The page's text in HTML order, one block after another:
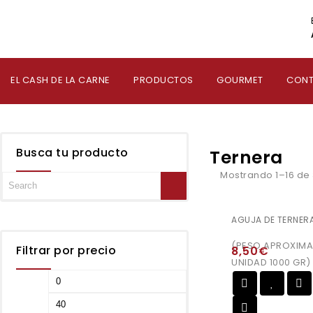
EL CASH DE LA CARNE PRODUCTOS GOURMET
Ternera
Mostrando 1–16
AGUJA DE
8,50€
(PESO
UNIDAD 1000 GR)
Busca tu producto
Filtrar por precio